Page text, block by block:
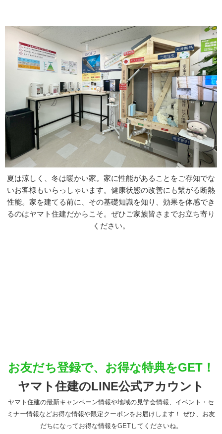
夏は涼しく、冬は暖かい家。家に性能があることをご存知でな
いお客様もいらっしゃいます。健康状態の改善にも繋がる断熱
性能。家を建てる前に、その基礎知識を知り、効果を体感でき
るのはヤマト住建だからこそ。ぜひご家族皆さまでお立ち寄り
ください。
お友だち登録で、お得な特典をGET！
ヤマト住建のLINE公式アカウント
ヤマト住建の最新キャンペーン情報や地域の見学会情報、イベント・セ
ミナー情報などお得な情報や限定クーポンをお届けします！ ぜひ、お友
だちになってお得な情報をGETしてくださいね。